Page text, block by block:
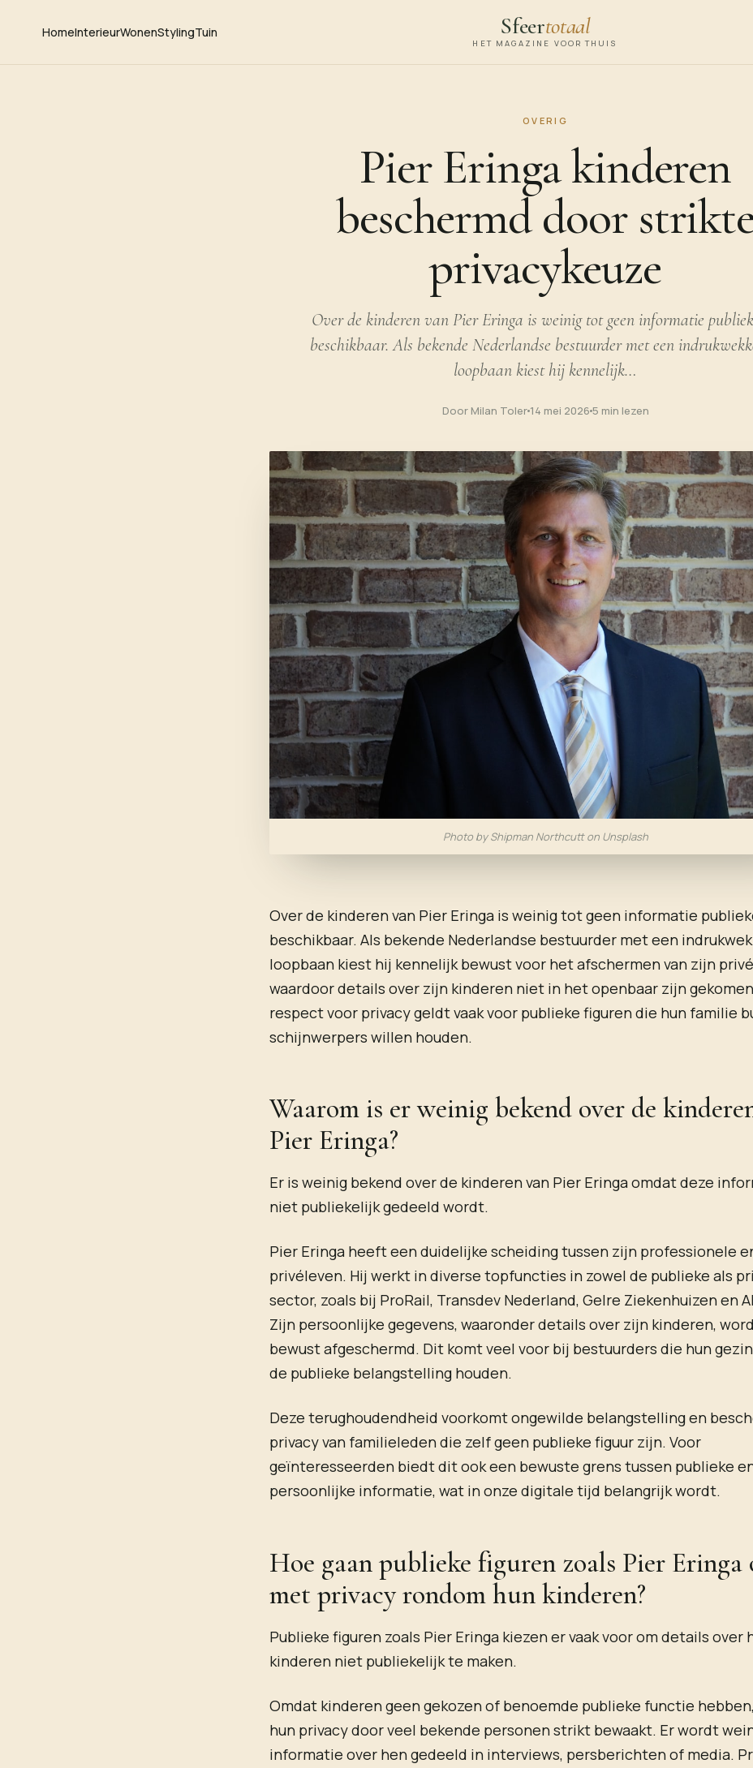
HomeInterieurWonenStylingTuin Sfeertotaal
HET MAGAZINE VOOR THUIS
OVERIG
Pier Eringa kinderen
beschermd door
privacykeuze
Over de kinderen van Pier Eringa is weinig tot geen informatie
beschikbaar. Als bekende Nederlandse bestuurder met een
loopbaan kiest hij kennelijk…
Door Milan Toler14 mei 20265 min lezen
Photo by Shipman Northcutt on Unsplash
Over de kinderen van Pier Eringa is weinig tot geen informatie
beschikbaar. Als bekende Nederlandse bestuurder met een
loopbaan kiest hij kennelijk bewust voor het afschermen van zijn
waardoor details over zijn kinderen niet in het openbaar zijn
respect voor privacy geldt vaak voor publieke figuren die hun familie
schijnwerpers willen houden.
Waarom is er weinig bekend over de
Pier Eringa?
Er is weinig bekend over de kinderen van Pier Eringa omdat deze
niet publiekelijk gedeeld wordt.
Pier Eringa heeft een duidelijke scheiding tussen zijn professionele
privéleven. Hij werkt in diverse topfuncties in zowel de publieke als
sector, zoals bij ProRail, Transdev Nederland, Gelre Ziekenhuizen en
Zijn persoonlijke gegevens, waaronder details over zijn kinderen,
bewust afgeschermd. Dit komt veel voor bij bestuurders die hun
de publieke belangstelling houden.
Deze terughoudendheid voorkomt ongewilde belangstelling en
privacy van familieleden die zelf geen publieke figuur zijn. Voor
geïnteresseerden biedt dit ook een bewuste grens tussen publieke
persoonlijke informatie, wat in onze digitale tijd belangrijk wordt.
Hoe gaan publieke figuren zoals Pier Eringa
met privacy rondom hun kinderen?
Publieke figuren zoals Pier Eringa kiezen er vaak voor om details over
kinderen niet publiekelijk te maken.
Omdat kinderen geen gekozen of benoemde publieke functie
hun privacy door veel bekende personen strikt bewaakt. Er wordt
informatie over hen gedeeld in interviews, persberichten of media.